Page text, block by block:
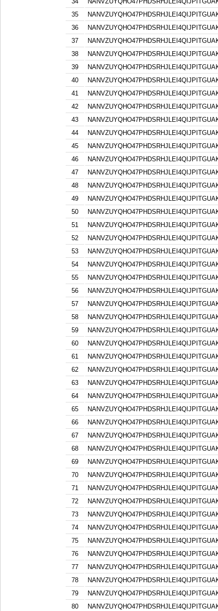
35
36
37
38
39
40
41
42
43
44
45
46
47
48
49
50
51
52
53
54
55
56
57
58
59
60
61
62
63
64
65
66
67
68
69
70
71
72
73
74
75
76
77
78
79
80